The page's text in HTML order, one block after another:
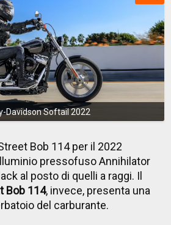
Davidson Softail 2022
Bob 114 per il 2022
pressofuso Annihilator
al posto di quelli a raggi. Il
Bob 114, invece, presenta una
del carburante.